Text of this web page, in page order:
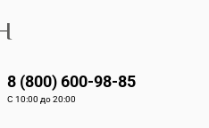
8 (800) 600-98-85
С 10:00 до 20:00